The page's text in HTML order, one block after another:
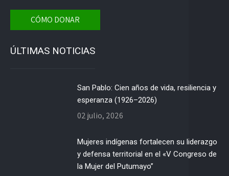
CÓMO DONAR
ÚLTIMAS NOTICIAS
San Pablo: Cien años de vida, resiliencia y
esperanza (1926–2026)
02 julio, 2026
Mujeres indígenas fortalecen su liderazgo
y defensa territorial en el «V Congreso de
la Mujer del Putumayo”